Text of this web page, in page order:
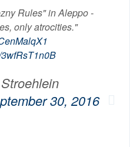
Rules" in Aleppo -
only atrocities."
30, 2016